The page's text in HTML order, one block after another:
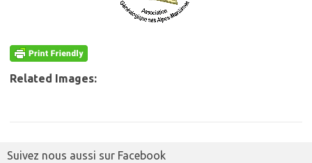
Related Images:
Suivez nous aussi sur Facebook